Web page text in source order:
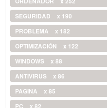
SEGURIDAD
x 190
PROBLEMA
x 182
OPTIMIZACIÓN
x 122
WINDOWS
x 88
ANTIVIRUS
x 86
PAGINA
x 85
PC
x 82